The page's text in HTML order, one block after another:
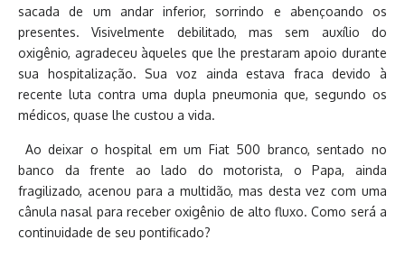
sacada de um andar inferior, sorrindo e abençoando os
presentes. Visivelmente debilitado, mas sem auxílio do
oxigênio, agradeceu àqueles que lhe prestaram apoio durante
sua hospitalização. Sua voz ainda estava fraca devido à
recente luta contra uma dupla pneumonia que, segundo os
médicos, quase lhe custou a vida.
Ao deixar o hospital em um Fiat 500 branco, sentado no
banco da frente ao lado do motorista, o Papa, ainda
fragilizado, acenou para a multidão, mas desta vez com uma
cânula nasal para receber oxigênio de alto fluxo. Como será a
continuidade de seu pontificado?